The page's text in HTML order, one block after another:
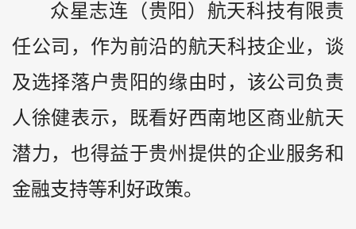
众星志连（贵阳）航天科技有限责
任公司，作为前沿的航天科技企业，谈
及选择落户贵阳的缘由时，该公司负责
人徐健表示，既看好西南地区商业航天
潜力，也得益于贵州提供的企业服务和
金融支持等利好政策。